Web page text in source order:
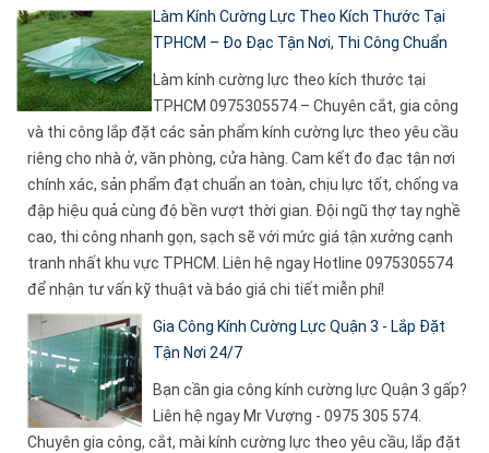
Làm Kính Cường Lực Theo Kích Thước Tại
TPHCM – Đo Đạc Tận Nơi, Thi Công Chuẩn
Làm kính cường lực theo kích thước tại
TPHCM 0975305574 – Chuyên cắt, gia công
và thi công lắp đặt các sản phẩm kính cường lực theo yêu cầu
riêng cho nhà ở, văn phòng, cửa hàng. Cam kết đo đạc tận nơi
chính xác, sản phẩm đạt chuẩn an toàn, chịu lực tốt, chống va
đập hiệu quả cùng độ bền vượt thời gian. Đội ngũ thợ tay nghề
cao, thi công nhanh gọn, sạch sẽ với mức giá tận xưởng cạnh
tranh nhất khu vực TPHCM. Liên hệ ngay Hotline 0975305574
để nhận tư vấn kỹ thuật và báo giá chi tiết miễn phí!
Gia Công Kính Cường Lực Quận 3 - Lắp Đặt
Tận Nơi 24/7
Bạn cần gia công kính cường lực Quận 3 gấp?
Liên hệ ngay Mr Vượng - 0975 305 574.
Chuyên gia công, cắt, mài kính cường lực theo yêu cầu, lắp đặt